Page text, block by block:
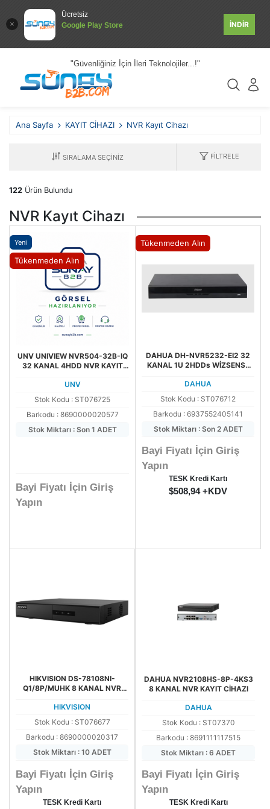
Ücretsiz
Google Play Store
İNDİR
"Güvenliğiniz İçin İleri Teknolojiler...!"
Ana Sayfa KAYIT CİHAZI NVR Kayıt Cihazı
FILTRELE
122 Ürün Bulundu
NVR Kayıt Cihazı
Yeni
Tükenmeden Alın
UNV UNIVIEW NVR504-32B-IQ
32 KANAL 4HDD NVR KAYIT
UNV
Stok Kodu : ST076725
Barkodu : 8690000020577
Stok Miktarı : Son 1 ADET
Bayi Fiyatı İçin Giriş
Yapın
Tükenmeden Alın
DAHUA DH-NVR5232-EI2 32
KANAL 1U 2HDDs WİZSENSE
DAHUA
Stok Kodu : ST076712
Barkodu : 6937552405141
Stok Miktarı : Son 2 ADET
Bayi Fiyatı İçin Giriş
Yapın
TESK Kredi Kartı
$508,94 +KDV
HIKVISION DS-78108NI-
Q1/8P/MUHK 8 KANAL NVR
HIKVISION
Stok Kodu : ST076677
Barkodu : 8690000020317
Stok Miktarı : 10 ADET
Bayi Fiyatı İçin Giriş
Yapın
TESK Kredi Kartı
DAHUA NVR2108HS-8P-4KS3
8 KANAL NVR KAYIT CİHAZI
DAHUA
Stok Kodu : ST07370
Barkodu : 8691111117515
Stok Miktarı : 6 ADET
Bayi Fiyatı İçin Giriş
Yapın
TESK Kredi Kartı